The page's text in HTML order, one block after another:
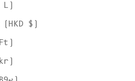
L)
(HKD $)